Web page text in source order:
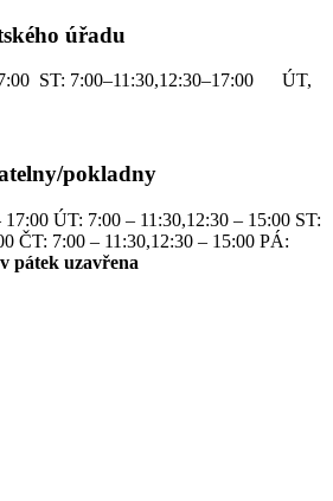
úřadu
ST: 7:00–11:30,12:30–17:00 ÚT,
pokladny
ÚT: 7:00 – 11:30,12:30 – 15:00 ST:
ČT: 7:00 – 11:30,12:30 – 15:00 PÁ:
pátek uzavřena